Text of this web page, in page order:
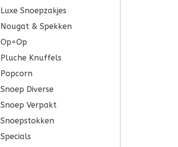
Luxe Snoepzakjes
Nougat & Spekken
Op=Op
Pluche Knuffels
Popcorn
Snoep Diverse
Snoep Verpakt
Snoepstokken
Specials